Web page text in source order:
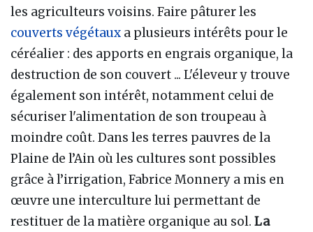
les agriculteurs voisins. Faire pâturer les
couverts végétaux a plusieurs intérêts pour le
céréalier : des apports en engrais organique, la
destruction de son couvert ... L'éleveur y trouve
également son intérêt, notamment celui de
sécuriser l'alimentation de son troupeau à
moindre coût. Dans les terres pauvres de la
Plaine de l’Ain où les cultures sont possibles
grâce à l’irrigation, Fabrice Monnery a mis en
œuvre une interculture lui permettant de
restituer de la matière organique au sol. La